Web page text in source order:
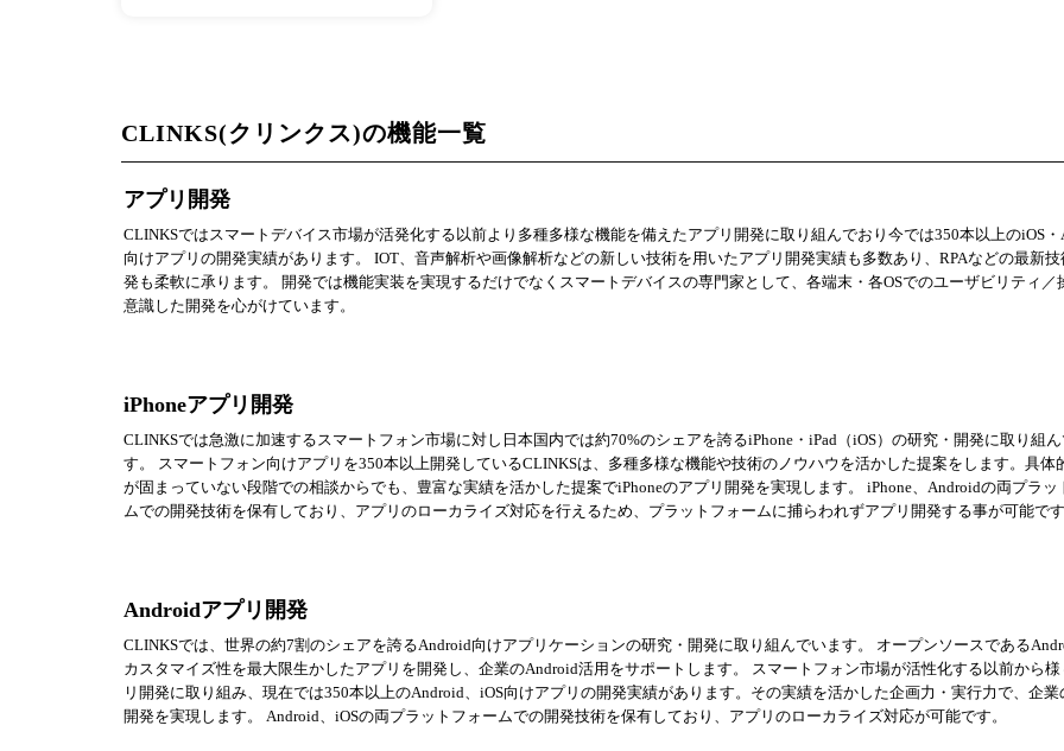
CLINKS(クリンクス)の機能一覧
アプリ開発
CLINKSではスマートデバイス市場が活発化する以前より多種多様な機能を備えたアプリ開発に取り組んでおり今では350本以上のiOS
向けアプリの開発実績があります。 IOT、音声解析や画像解析などの新しい技術を用いたアプリ開発実績も多数あり、RPAなどの最新技
発も柔軟に承ります。 開発では機能実装を実現するだけでなくスマートデバイスの専門家として、各端末・各OSでのユーザビリティ／
意識した開発を心がけています。
iPhoneアプリ開発
CLINKSでは急激に加速するスマートフォン市場に対し日本国内では約70%のシェアを誇るiPhone・iPad（iOS）の研究・開発に取り組ん
す。 スマートフォン向けアプリを350本以上開発しているCLINKSは、多種多様な機能や技術のノウハウを活かした提案をします。具体
が固まっていない段階での相談からでも、豊富な実績を活かした提案でiPhoneのアプリ開発を実現します。 iPhone、Androidの両プラッ
ムでの開発技術を保有しており、アプリのローカライズ対応を行えるため、プラットフォームに捕らわれずアプリ開発する事が可能です
Androidアプリ開発
CLINKSでは、世界の約7割のシェアを誇るAndroid向けアプリケーションの研究・開発に取り組んでいます。 オープンソースである
カスタマイズ性を最大限生かしたアプリを開発し、企業のAndroid活用をサポートします。 スマートフォン市場が活性化する以前から
リ開発に取り組み、現在では350本以上のAndroid、iOS向けアプリの開発実績があります。その実績を活かした企画力・実行力で、企業
開発を実現します。 Android、iOSの両プラットフォームでの開発技術を保有しており、アプリのローカライズ対応が可能です。